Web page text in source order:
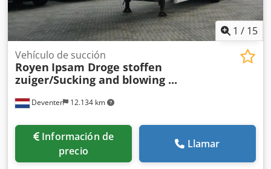
estético: bueno
1 / 15
Deventer 12.134 km
Vehículo de succión
Royen Ipsam Droge stoffen
zuiger/Sucking and blowing ...
Información de
precio
Llamar